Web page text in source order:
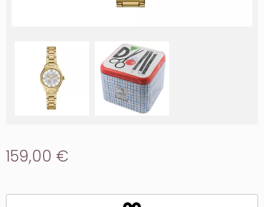
159,00 €